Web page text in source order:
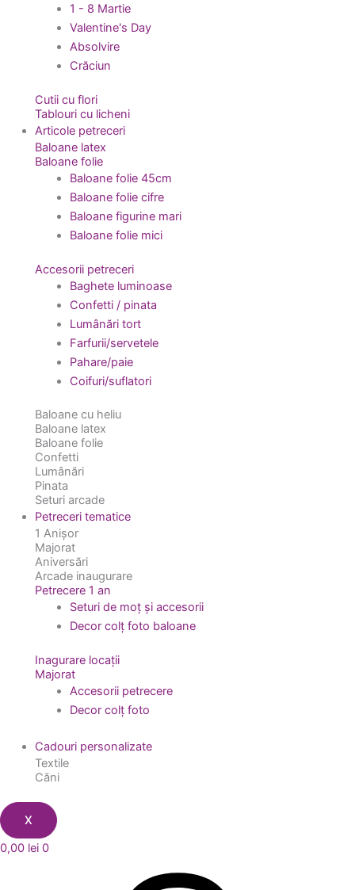
1 - 8 Martie
Valentine's Day
Absolvire
Crăciun
Cutii cu flori
Tablouri cu licheni
Articole petreceri
Baloane latex
Baloane folie
Baloane folie 45cm
Baloane folie cifre
Baloane figurine mari
Baloane folie mici
Accesorii petreceri
Baghete luminoase
Confetti / pinata
Lumânări tort
Farfurii/servetele
Pahare/paie
Coifuri/suflatori
Baloane cu heliu
Baloane latex
Baloane folie
Confetti
Lumânări
Pinata
Seturi arcade
Petreceri tematice
1 Anișor
Majorat
Aniversări
Arcade inaugurare
Petrecere 1 an
Seturi de moț și accesorii
Decor colț foto baloane
Inagurare locații
Majorat
Accesorii petrecere
Decor colț foto
Cadouri personalizate
Textile
Căni
X
0,00 lei 0